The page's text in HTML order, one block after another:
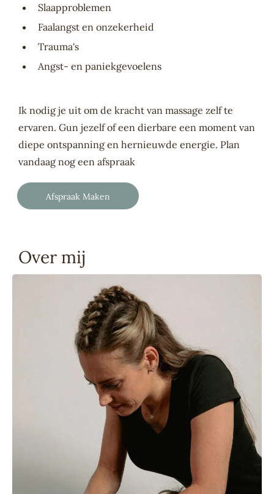
Slaapproblemen
Faalangst en onzekerheid
Trauma's
Angst- en paniekgevoelens
Ik nodig je uit om de kracht van massage zelf te
ervaren. Gun jezelf of een dierbare een moment van
diepe ontspanning en hernieuwde energie. Plan
vandaag nog een afspraak
Afspraak Maken
Over mij